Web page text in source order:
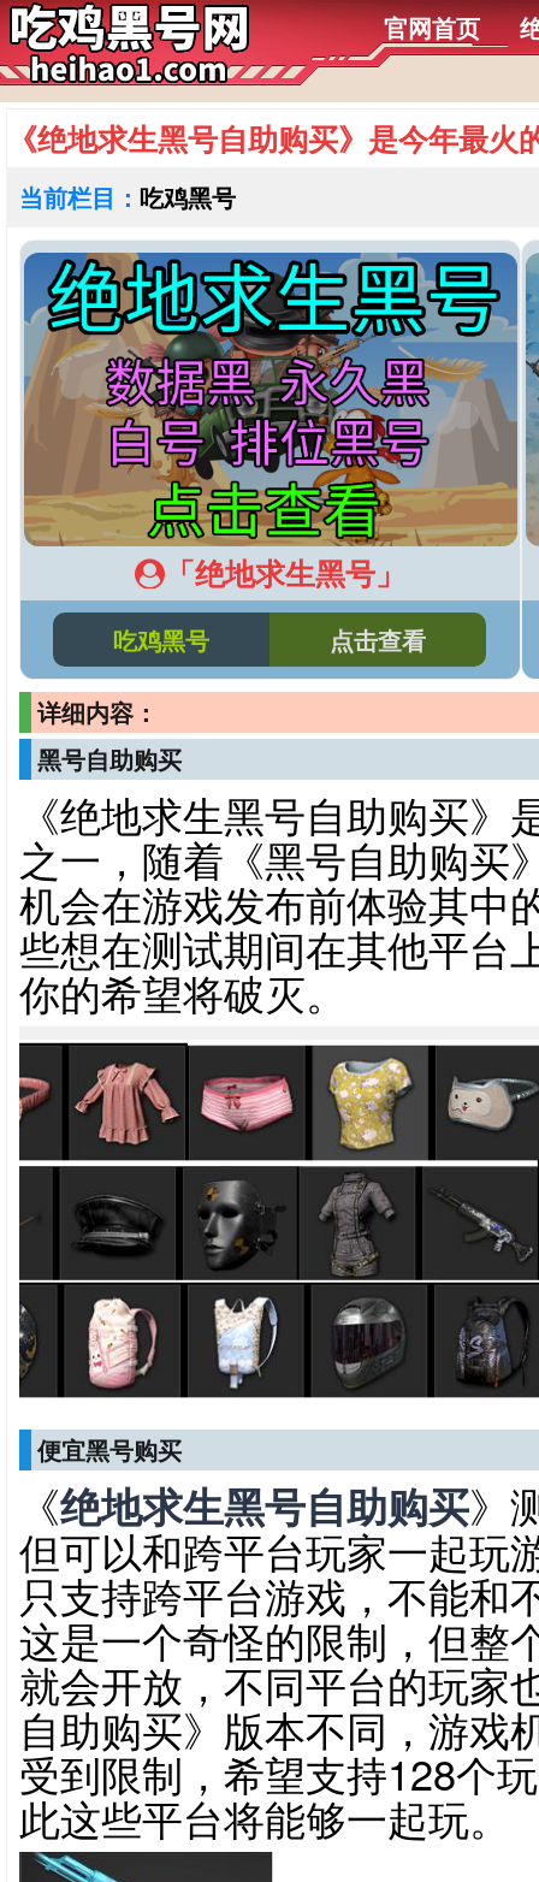
官网首页
《绝地求生黑号自助购买》是今年最火
当前栏目： 吃鸡黑号
「绝地求生黑号」
吃鸡黑号 点击查看
详细内容：
黑号自助购买
《绝地求生黑号自助购买
之一，随着《黑号自助购买
机会在游戏发布前体验其中
些想在测试期间在其他平台
你的希望将破灭。
便宜黑号购买
《绝地求生黑号自助购买》
但可以和跨平台玩家一起玩
只支持跨平台游戏，不能和
这是一个奇怪的限制，但整
就会开放，不同平台的玩家
自助购买》版本不同，游戏
受到限制，希望支持128个
此这些平台将能够一起玩。